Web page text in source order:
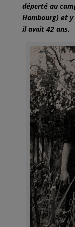
déporté au
Hambourg) et y
il avait 42 ans.